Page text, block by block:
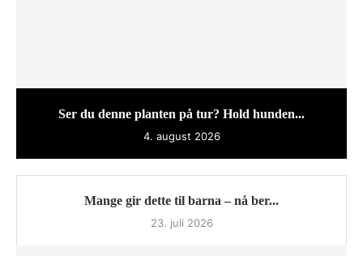
Ser du denne planten på tur? Hold hunden...
4. august 2026
Mange gir dette til barna – nå ber...
23. juli 2026